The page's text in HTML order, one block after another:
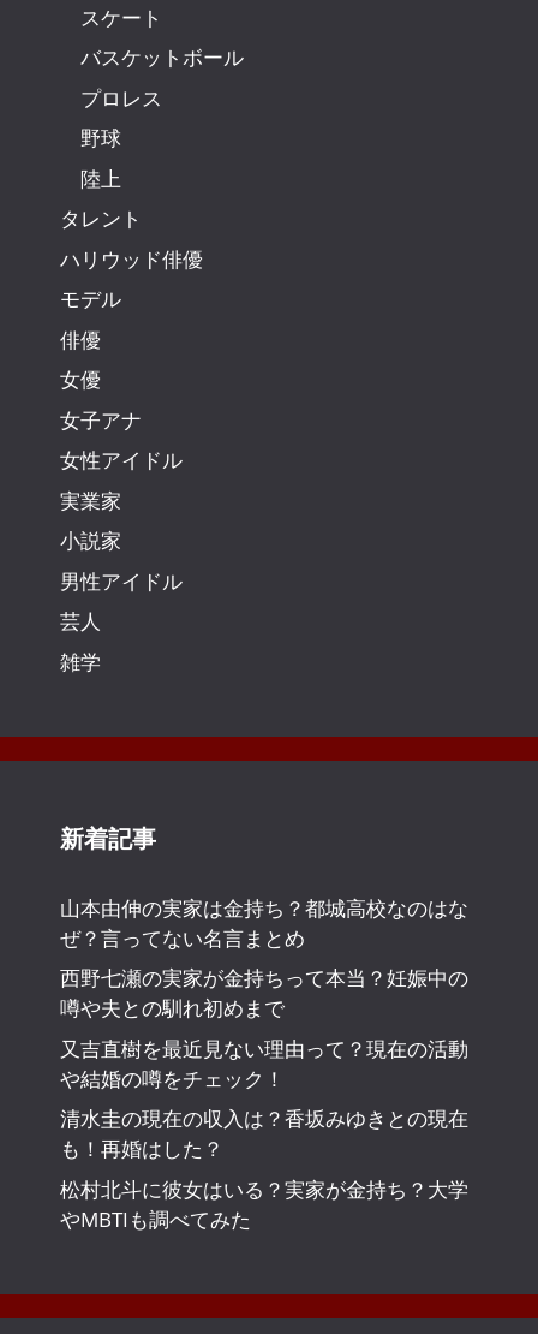
スケート
バスケットボール
プロレス
野球
陸上
タレント
ハリウッド俳優
モデル
俳優
女優
女子アナ
女性アイドル
実業家
小説家
男性アイドル
芸人
雑学
新着記事
山本由伸の実家は金持ち？都城高校なのはな
ぜ？言ってない名言まとめ
西野七瀬の実家が金持ちって本当？妊娠中の
噂や夫との馴れ初めまで
又吉直樹を最近見ない理由って？現在の活動
や結婚の噂をチェック！
清水圭の現在の収入は？香坂みゆきとの現在
も！再婚はした？
松村北斗に彼女はいる？実家が金持ち？大学
やMBTIも調べてみた